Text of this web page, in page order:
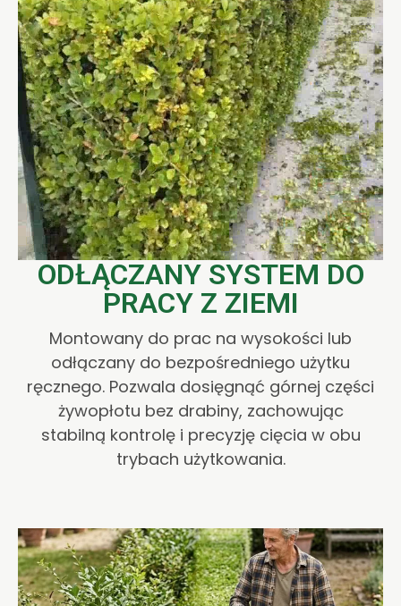
ODŁĄCZANY SYSTEM DO
PRACY Z ZIEMI
Montowany do prac na wysokości lub
odłączany do bezpośredniego użytku
ręcznego. Pozwala dosięgnąć górnej części
żywopłotu bez drabiny, zachowując
stabilną kontrolę i precyzję cięcia w obu
trybach użytkowania.